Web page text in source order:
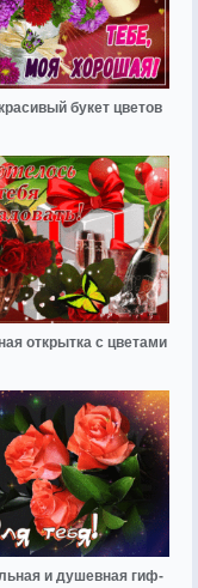
букет цветов
открытка с цветами
и душевная гиф-